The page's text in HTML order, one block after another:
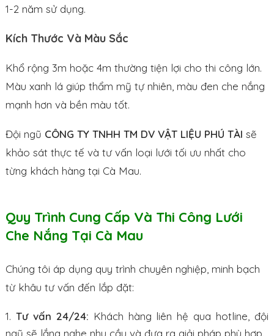
1-2 năm sử dụng.
Kích Thước Và Màu Sắc
Khổ rộng 3m hoặc 4m thường tiện lợi cho thi công lớn.
Màu xanh lá giúp thẩm mỹ tự nhiên, màu đen che nắng
mạnh hơn và bền màu tốt.
Đội ngũ CÔNG TY TNHH TM DV VẬT LIỆU PHÚ TÀI sẽ
khảo sát thực tế và tư vấn loại lưới tối ưu nhất cho
từng khách hàng tại Cà Mau.
Quy Trình Cung Cấp Và Thi Công Lưới
Che Nắng Tại Cà Mau
Chúng tôi áp dụng quy trình chuyên nghiệp, minh bạch
từ khâu tư vấn đến lắp đặt:
Tư vấn 24/24: Khách hàng liên hệ qua hotline, đội